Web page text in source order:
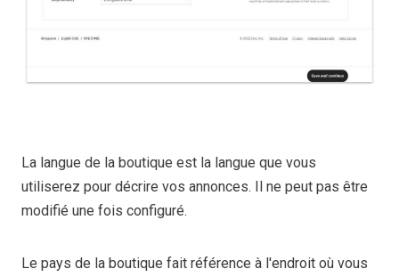
La langue de la boutique est la langue que vous
utiliserez pour décrire vos annonces. Il ne peut pas être
modifié une fois configuré.
Le pays de la boutique fait référence à l'endroit où vous